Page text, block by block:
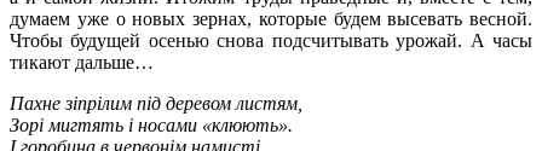
думаем уже о новых зернах, которые будем высевать весной.
Чтобы будущей осенью снова подсчитывать урожай. А часы
тикают дальше…
Пахне зіпрілим під деревом листям,
Зорі мигтять і носами «клюють».
І горобина в червонім намисті